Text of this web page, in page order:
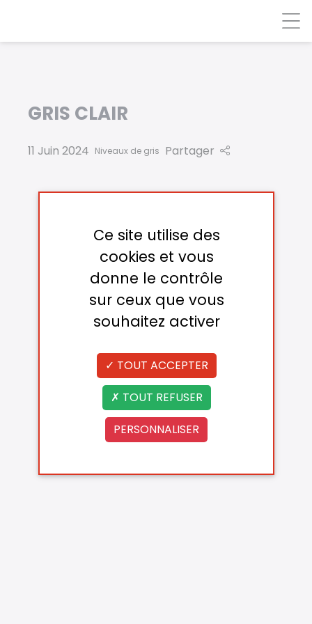
GRIS CLAIR
11 Juin 2024 Niveaux de gris Partager
Ce site utilise des
cookies et vous
donne le contrôle
sur ceux que vous
souhaitez activer
TOUT ACCEPTER
TOUT REFUSER
PERSONNALISER